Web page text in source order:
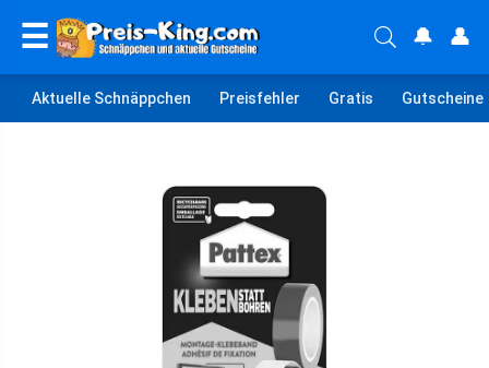
☰ 🔔 👤
Aktuelle Schnäppchen Preisfehler Gratis Gutscheine